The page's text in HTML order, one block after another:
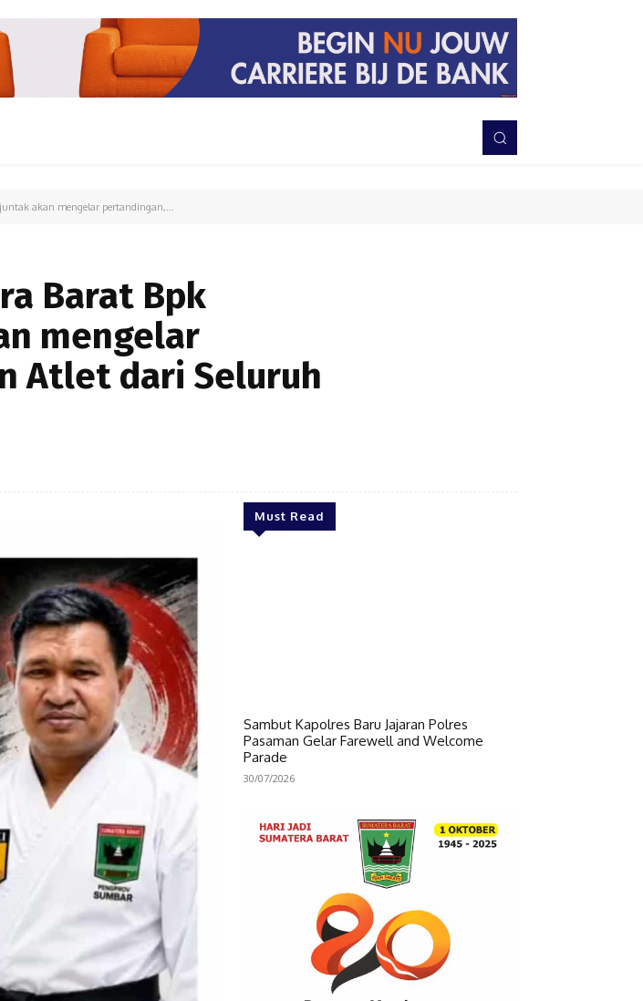
TNI-POLRI
akan mengelar pertandingan,...
Barat Bpk
mengelar
Atlet dari Seluruh
Must Read
Sambut Kapolres Baru Jajaran Polres
Pasaman Gelar Farewell and Welcome
Parade
30/07/2026